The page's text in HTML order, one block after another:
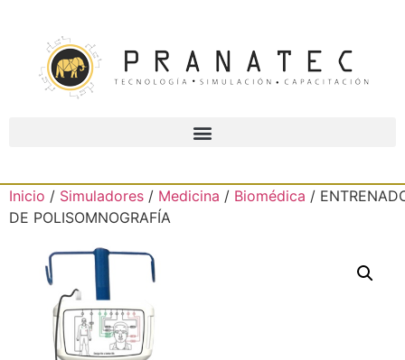
Inicio / Simuladores / Medicina / Biomédica /
DE POLISOMNOGRAFÍA